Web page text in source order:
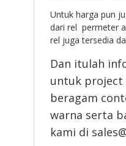
Untuk harga pun
dari rel permeter
rel juga tersedia
Dan itulah
untuk project
beragam
warna serta
kami di